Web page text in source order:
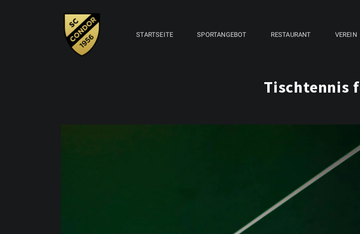
STARTSEITE SPORTANGEBOT RESTAURANT VEREIN
Tischtennis